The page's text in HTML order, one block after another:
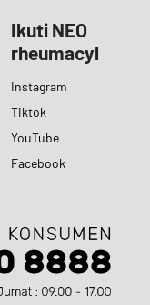
Ikuti NEO
rheumacyl
Instagram
Tiktok
YouTube
Facebook